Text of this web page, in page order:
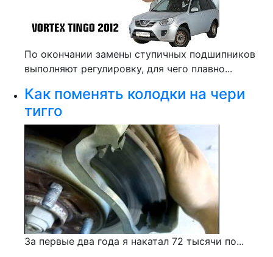
По окончании замены ступичных подшипников
выполняют регулировку, для чего плавно...
Как поменять колодки на чери
тигго
За первые два года я накатал 72 тысячи по...